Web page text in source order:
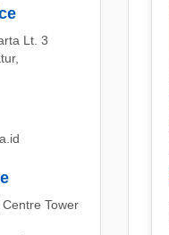
Lt. 3
Tower